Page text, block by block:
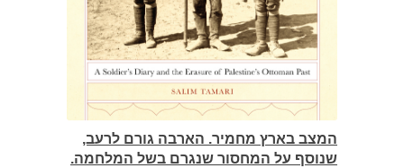
המצב בארץ מחמיר. הארבה גורם לרעב,
שנוסף על המחסור שנגרם בשל המלחמה.